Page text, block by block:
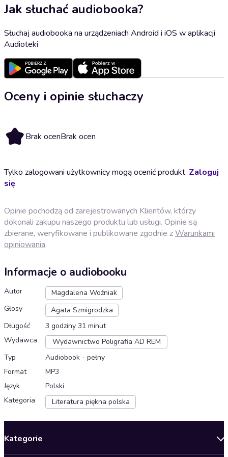
Jak słuchać audiobooka?
Słuchaj audiobooka na urządzeniach Android i iOS w aplikacji
Audioteki
Oceny i opinie słuchaczy
Brak ocenBrak ocen
Tylko zalogowani użytkownicy mogą ocenić produkt. Zaloguj
się
Opinie pochodzą od zarejestrowanych Klientów, którzy
dokonali zakupu naszego produktu lub usługi. Opinie są
zbierane, weryfikowane i publikowane zgodnie zWarunkami
opiniowania.
Informacje o audiobooku
Autor
Magdalena Woźniak
Głosy
Agata Szmigrodzka
Długość
3 godziny 31 minut
Wydawca
Wydawnictwo Poligrafia AD REM
Typ
Audiobook - pełny
Format
MP3
Język
Polski
Kategoria
Literatura piękna polska
Kategorie